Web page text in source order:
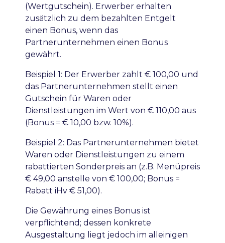
(Wertgutschein). Erwerber erhalten
zusätzlich zu dem bezahlten Entgelt
einen Bonus, wenn das
Partnerunternehmen einen Bonus
gewährt.
Beispiel 1: Der Erwerber zahlt € 100,00 und
das Partnerunternehmen stellt einen
Gutschein für Waren oder
Dienstleistungen im Wert von € 110,00 aus
(Bonus = € 10,00 bzw. 10%).
Beispiel 2: Das Partnerunternehmen bietet
Waren oder Dienstleistungen zu einem
rabattierten Sonderpreis an (z.B. Menüpreis
€ 49,00 anstelle von € 100,00; Bonus =
Rabatt iHv € 51,00).
Die Gewährung eines Bonus ist
verpflichtend; dessen konkrete
Ausgestaltung liegt jedoch im alleinigen